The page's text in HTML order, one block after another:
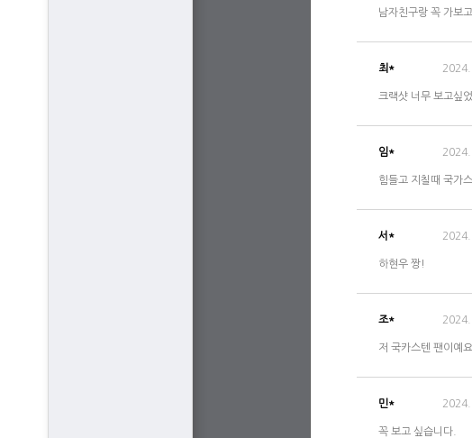
남자친구랑 꼭 가
최*
크랙샷 너무 보고싶
임*
힘들고 지칠때 국가
서*
하현우 짱!
조*
저 국카스텐 팬이예
민*
꼭 보고 싶습니다.